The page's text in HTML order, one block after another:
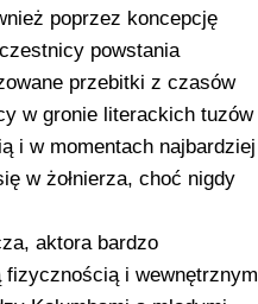
poprzez koncepcję
powstania
przebitki z czasów
w gronie literackich tuzów
i w momentach najbardziej
w żołnierza, choć nigdy
aktora bardzo
fizycznością i wewnętrznym